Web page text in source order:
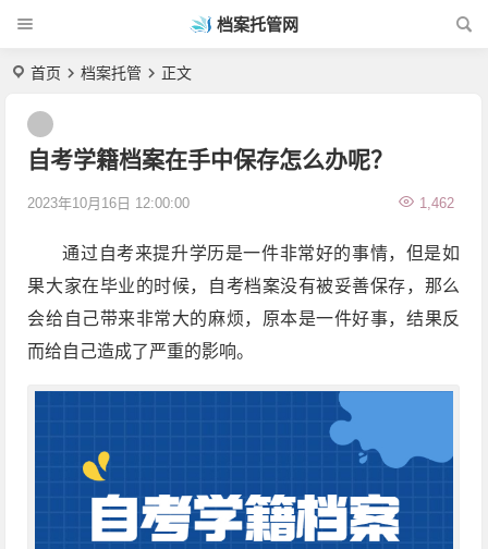
档案托管网
首页 档案托管 正文
自考学籍档案在手中保存怎么办呢？
2023年10月16日 12:00:00 1,462
通过自考来提升学历是一件非常好的事情，但是如
果大家在毕业的时候，自考档案没有被妥善保存，那么
会给自己带来非常大的麻烦，原本是一件好事，结果反
而给自己造成了严重的影响。